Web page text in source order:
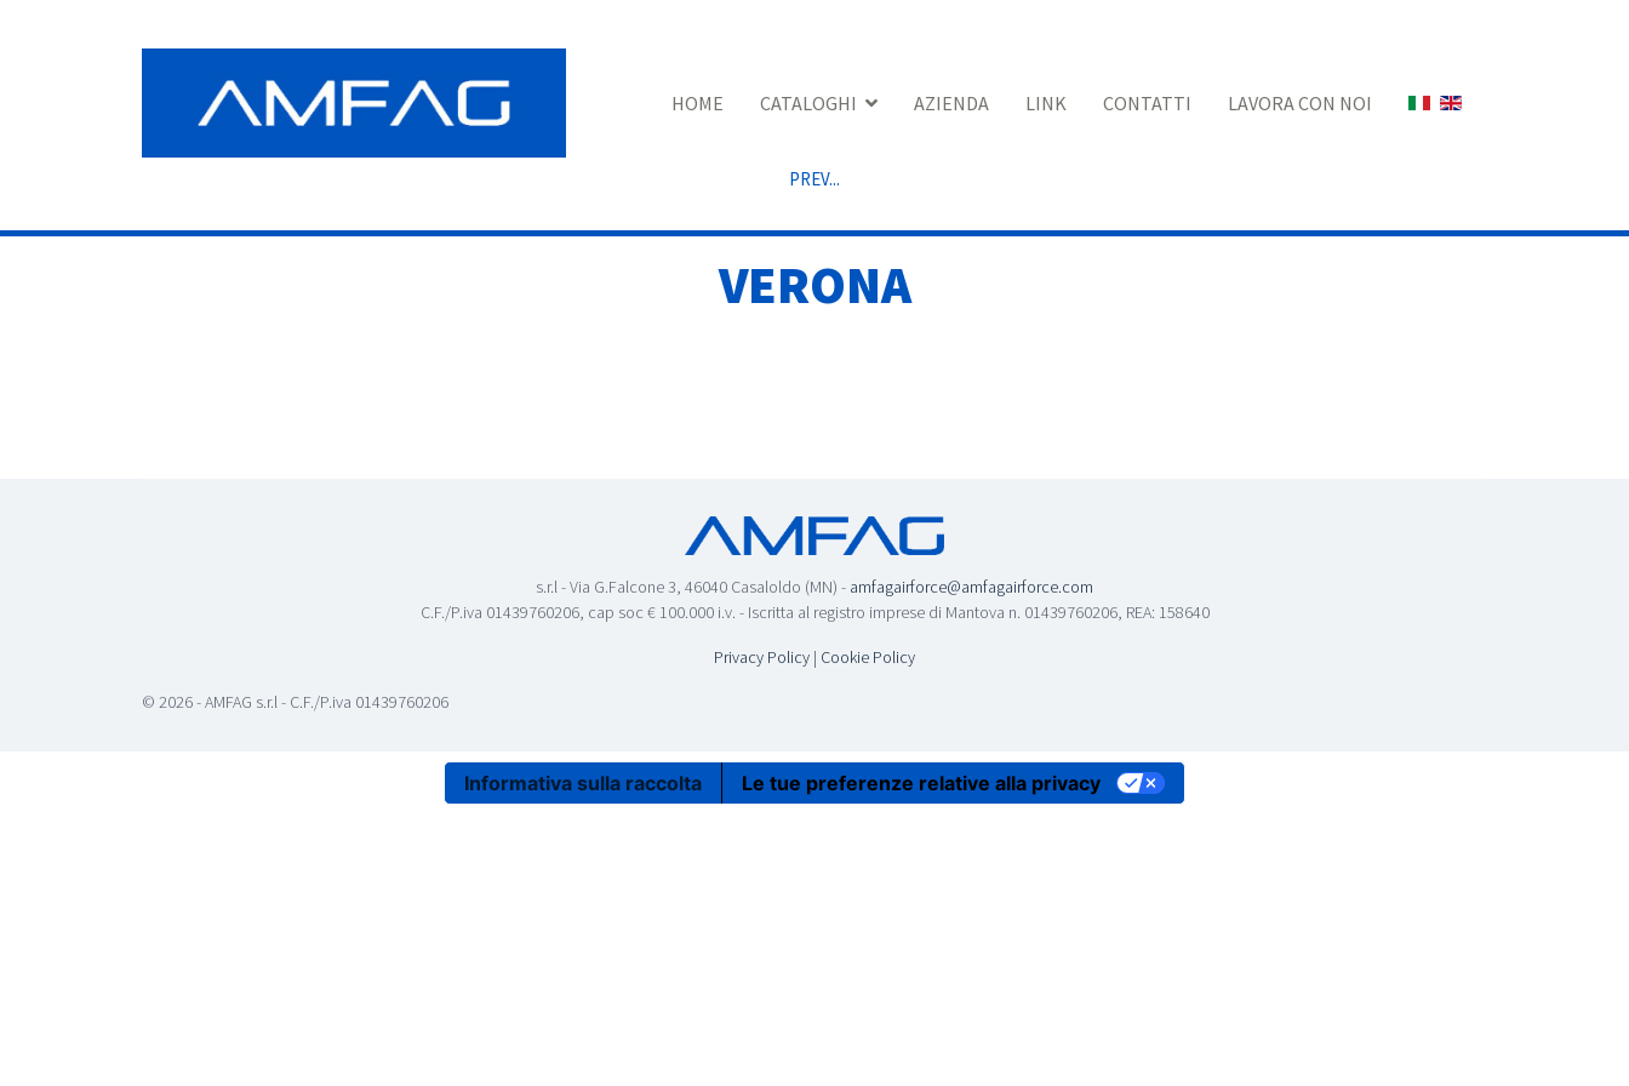
HOME CATALOGHI AZIENDA LINK CONTATTI LAVORA CON NOI Seleziona la tua lingua
PREV...
VERONA
s.r.l - Via G.Falcone 3, 46040 Casaloldo (MN) - amfagairforce@amfagairforce.com
C.F./P.iva 01439760206, cap soc € 100.000 i.v. - Iscritta al registro imprese di Mantova n. 01439760206, REA: 158640
Privacy Policy | Cookie Policy
© 2026 - AMFAG s.r.l - C.F./P.iva 01439760206
Informativa sulla raccolta Le tue preferenze relative alla privacy